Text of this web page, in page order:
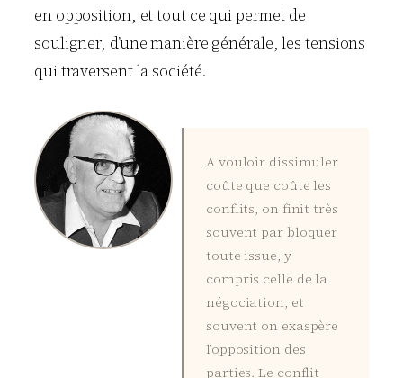
en opposition, et tout ce qui permet de
souligner, d’une manière générale, les tensions
qui traversent la société.
A vouloir dissimuler
coûte que coûte les
conflits, on finit très
souvent par bloquer
toute issue, y
compris celle de la
négociation, et
souvent on exaspère
l’opposition des
parties. Le conflit